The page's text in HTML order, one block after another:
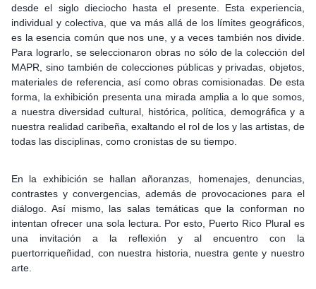
desde el siglo dieciocho hasta el presente. Esta experiencia,
individual y colectiva, que va más allá de los límites geográficos,
es la esencia común que nos une, y a veces también nos divide.
Para lograrlo, se seleccionaron obras no sólo de la colección del
MAPR, sino también de colecciones públicas y privadas, objetos,
materiales de referencia, así como obras comisionadas. De esta
forma, la exhibición presenta una mirada amplia a lo que somos,
a nuestra diversidad cultural, histórica, política, demográfica y a
nuestra realidad caribeña, exaltando el rol de los y las artistas, de
todas las disciplinas, como cronistas de su tiempo.
En la exhibición se hallan añoranzas, homenajes, denuncias,
contrastes y convergencias, además de provocaciones para el
diálogo. Así mismo, las salas temáticas que la conforman no
intentan ofrecer una sola lectura. Por esto, Puerto Rico Plural es
una invitación a la reflexión y al encuentro con la
puertorriqueñidad, con nuestra historia, nuestra gente y nuestro
arte.